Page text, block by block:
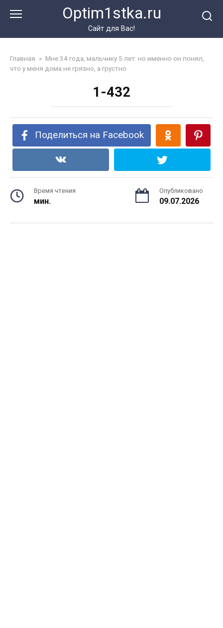
Optim1stka.ru
Сайт для Вас!
Главная » Мне 34 года, мальчику 5 лет: но именно он понял,
что у меня дома не грязно, а грустно
1-432
Поделиться на Facebook
Время чтения
мин.
Опубликовано
09.07.2026